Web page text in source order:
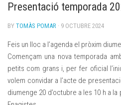
Presentació temporada
BY TOMÀS POMAR · 9 OCTUBRE 2024
Feis un lloc a l’agenda el pròxim
Començam una nova temporada
petits com grans i, per fer oficial
volem convidar a l’acte de
diumenge 20 d’octubre a les 10 h a